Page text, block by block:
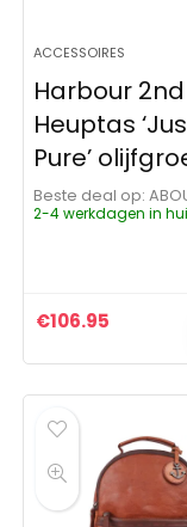
ACCESSOIRES
Harbour 2nd
Heuptas
Pure’
Beste deal op:
2-4 werkdagen in
€106.95